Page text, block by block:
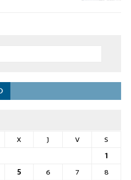
X J V
S
1
5 6 7
8